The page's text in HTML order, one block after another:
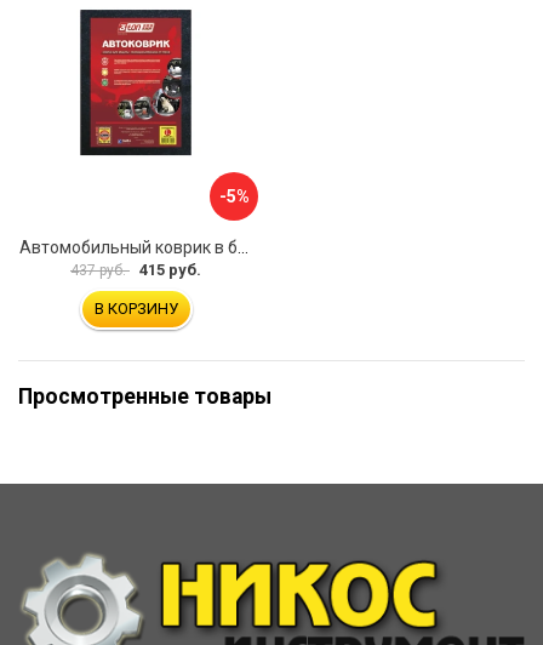
-5%
437 руб. 415 руб.
В КОРЗИНУ
Просмотренные товары